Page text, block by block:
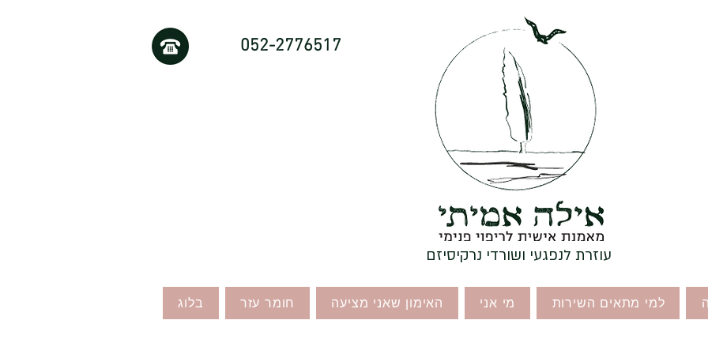
052-2776517
עוזרת לנפגעי ושורדי נרקיסיזם
למי מתאים השירות מי אני האימון שאני מציעה חומר עזר בלוג